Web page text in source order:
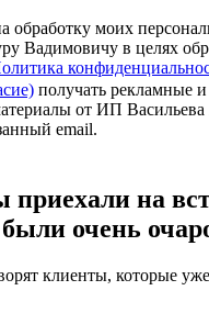
обработку моих
Вадимовичу в целях
получать рекламные и
от ИП Васильева
email.
приехали на
очень
клиенты, которые